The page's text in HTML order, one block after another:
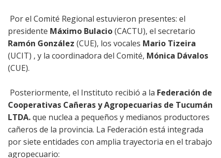
Por el Comité Regional estuvieron presentes: el
presidente Máximo Bulacio(CACTU), el secretario
Ramón González (CUE), los vocales Mario Tizeira
(UCIT) , y la coordinadora del Comité, Mónica Dávalos
(CUE).
Posteriormente, el Instituto recibió a la Federación de
Cooperativas Cañeras y Agropecuarias de Tucumán
LTDA.que nuclea a pequeños y medianos productores
cañeros de la provincia. La Federación está integrada
por siete entidades con amplia trayectoria en el trabajo
agropecuario: